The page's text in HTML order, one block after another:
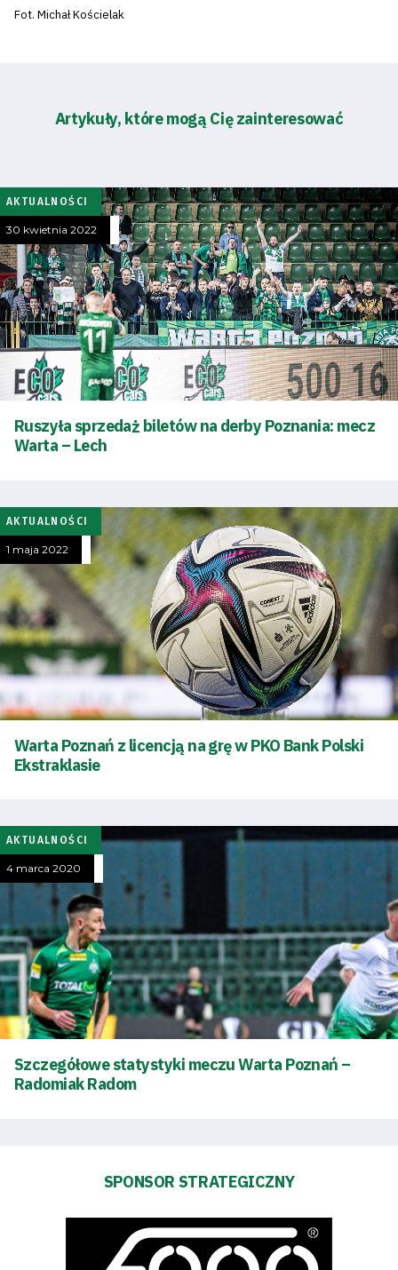
oszczędności
energii
Dostępność
SEARCH
Search Button
Fot. Michał Kościelak
Artykuły, które mogą Cię zainteresować
AKTUALNOŚCI
30 kwietnia 2022
Ruszyła sprzedaż biletów na derby Poznania: mecz
Warta – Lech
AKTUALNOŚCI
1 maja 2022
Warta Poznań z licencją na grę w PKO Bank Polski
Ekstraklasie
AKTUALNOŚCI
4 marca 2020
Szczegółowe statystyki meczu Warta Poznań –
Radomiak Radom
SPONSOR STRATEGICZNY